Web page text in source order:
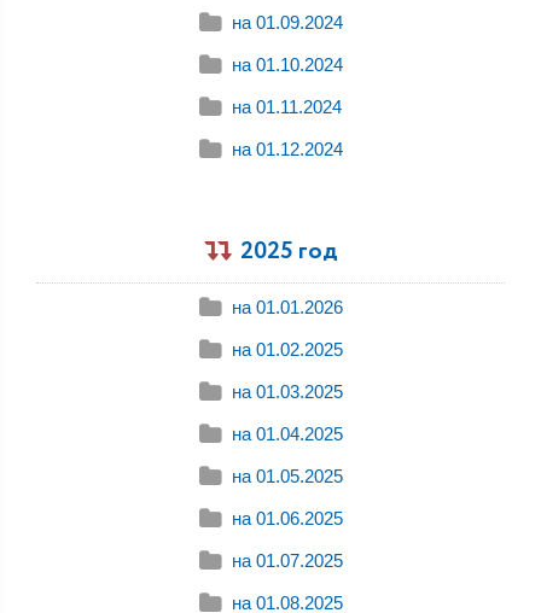
на 01.09.2024
на 01.10.2024
на 01.11.2024
на 01.12.2024
2025 год
на 01.01.2026
на 01.02.2025
на 01.03.2025
на 01.04.2025
на 01.05.2025
на 01.06.2025
на 01.07.2025
на 01.08.2025